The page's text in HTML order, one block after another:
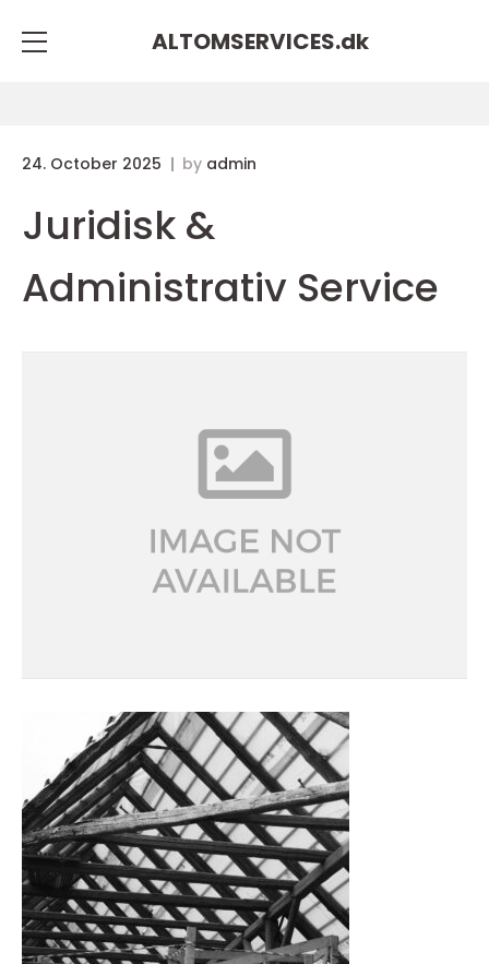
ALTOMSERVICES.dk
24. October 2025 by admin
Juridisk &
Administrativ Service